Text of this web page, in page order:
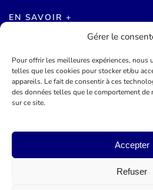
Gérer le
Pour offrir les meilleures expériences,
telles que les cookies pour stocker et/ou
appareils. Le fait de consentir à ces
des données telles que le comportement
sur ce site.
Accepter
Refuser
EN SAVOIR +
Agenda des événements
Mentions légales
Conditions générales
©2026Mairie de Théoule-sur-Mer
Lueur Externe, Agence de